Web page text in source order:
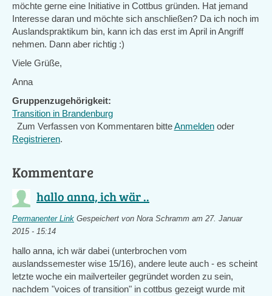
möchte gerne eine Initiative in Cottbus gründen. Hat jemand
Interesse daran und möchte sich anschließen? Da ich noch im
Auslandspraktikum bin, kann ich das erst im April in Angriff
nehmen. Dann aber richtig :)
Viele Grüße,
Anna
Gruppenzugehörigkeit:
Transition in Brandenburg
Zum Verfassen von Kommentaren bitteAnmeldenoder
Registrieren.
Kommentare
hallo anna, ich wär ..
Permanenter Link Gespeichert von Nora Schramm am 27. Januar
2015 - 15:14
hallo anna, ich wär dabei (unterbrochen vom
auslandssemester wise 15/16), andere leute auch - es scheint
letzte woche ein mailverteiler gegründet worden zu sein,
nachdem "voices of transition" in cottbus gezeigt wurde mit